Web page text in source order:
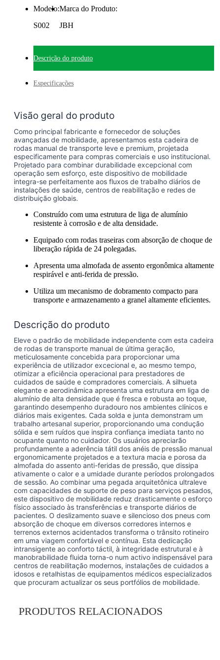
Modelo:
S002
Marca do Produto:
JBH
Descrição do produto
Especificações
Visão geral do produto
Como principal fabricante e fornecedor de soluções
avançadas de mobilidade, apresentamos esta cadeira de
rodas manual de transporte leve e premium, projetada
especificamente para compras comerciais e uso institucional.
Projetado para combinar durabilidade excepcional com
operação sem esforço, este dispositivo de mobilidade
integra-se perfeitamente aos fluxos de trabalho diários de
instalações de saúde, centros de reabilitação e redes de
distribuição globais.
Construído com uma estrutura de liga de alumínio
resistente à corrosão e de alta densidade.
Equipado com rodas traseiras com absorção de choque de
liberação rápida de 24 polegadas.
Apresenta uma almofada de assento ergonômica altamente
respirável e anti-ferida de pressão.
Utiliza um mecanismo de dobramento compacto para
transporte e armazenamento a granel altamente eficientes.
Descrição do produto
Eleve o padrão de mobilidade independente com esta cadeira
de rodas de transporte manual de última geração,
meticulosamente concebida para proporcionar uma
experiência de utilizador excecional e, ao mesmo tempo,
otimizar a eficiência operacional para prestadores de
cuidados de saúde e compradores comerciais. A silhueta
elegante e aerodinâmica apresenta uma estrutura em liga de
alumínio de alta densidade que é fresca e robusta ao toque,
garantindo desempenho duradouro nos ambientes clínicos e
diários mais exigentes. Cada solda e junta demonstram um
trabalho artesanal superior, proporcionando uma condução
sólida e sem ruídos que inspira confiança imediata tanto no
ocupante quanto no cuidador. Os usuários apreciarão
profundamente a aderência tátil dos anéis de pressão manual
ergonomicamente projetados e a textura macia e porosa da
almofada do assento anti-feridas de pressão, que dissipa
ativamente o calor e a umidade durante períodos prolongados
de sessão. Ao combinar uma pegada arquitetônica ultraleve
com capacidades de suporte de peso para serviços pesados,
este dispositivo de mobilidade reduz drasticamente o esforço
físico associado às transferências e transporte diários de
pacientes. O deslizamento suave e silencioso dos pneus com
absorção de choque em diversos corredores internos e
terrenos externos acidentados transforma o trânsito rotineiro
em uma viagem confortável e contínua. Esta dedicação
intransigente ao conforto táctil, à integridade estrutural e à
manobrabilidade fluida torna-o num activo indispensável para
centros de reabilitação modernos, instalações de cuidados a
idosos e retalhistas de equipamentos médicos especializados
que procuram actualizar os seus portfólios de mobilidade.
Principais recursos e destaques
PRODUTOS RELACIONADOS